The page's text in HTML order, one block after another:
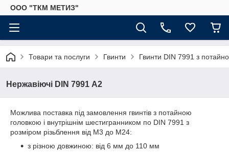
ООО "ТКМ МЕТИЗ"
Товари та послуги Гвинти Гвинти DIN 7991 з
Нержавіючі DIN 7991 А2
Можлива поставка під замовлення гвинтів з потайною
головкою і внутрішнім шестигранником по DIN 7991 з
розміром різьблення від М3 до М24:
з різною довжиною: від 6 мм до 110 мм